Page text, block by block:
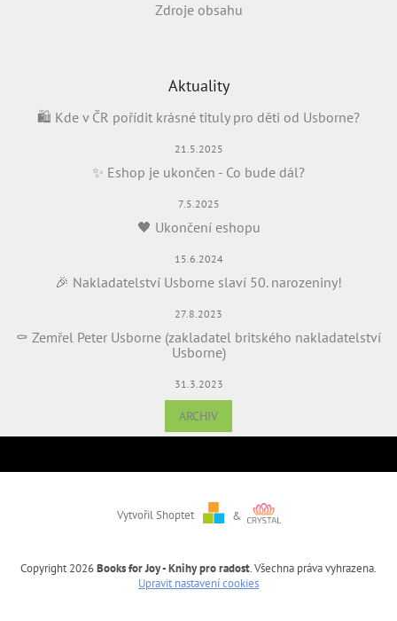
Zdroje obsahu
Aktuality
🛍️ Kde v ČR pořídit krásné tituly pro děti od Usborne?
21.5.2025
✨ Eshop je ukončen - Co bude dál?
7.5.2025
🖤 Ukončení eshopu
15.6.2024
🎉 Nakladatelství Usborne slaví 50. narozeniny!
27.8.2023
⚰️ Zemřel Peter Usborne (zakladatel britského nakladatelství
Usborne)
31.3.2023
ARCHIV
Vytvořil Shoptet &
Copyright 2026Books for Joy - Knihy pro radost. Všechna práva vyhrazena.
Upravit nastavení cookies